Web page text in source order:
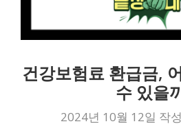
건강보험료 환급금,
수 있을
2024년 10월 12일 작